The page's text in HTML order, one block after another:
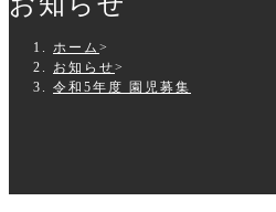
ホーム >
お知らせ>
令和5年度 園児募集